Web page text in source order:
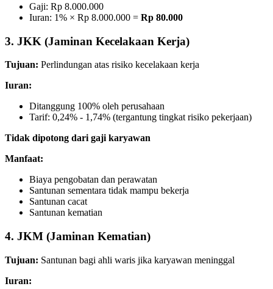
Gaji: Rp 8.000.000
Iuran: 1% × Rp 8.000.000 = Rp 80.000
3. JKK (Jaminan Kecelakaan Kerja)
Tujuan: Perlindungan atas risiko kecelakaan kerja
Iuran:
Ditanggung 100% oleh perusahaan
Tarif: 0,24% - 1,74% (tergantung tingkat risiko pekerjaan)
Tidak dipotong dari gaji karyawan
Manfaat:
Biaya pengobatan dan perawatan
Santunan sementara tidak mampu bekerja
Santunan cacat
Santunan kematian
4. JKM (Jaminan Kematian)
Tujuan: Santunan bagi ahli waris jika karyawan meninggal
Iuran: